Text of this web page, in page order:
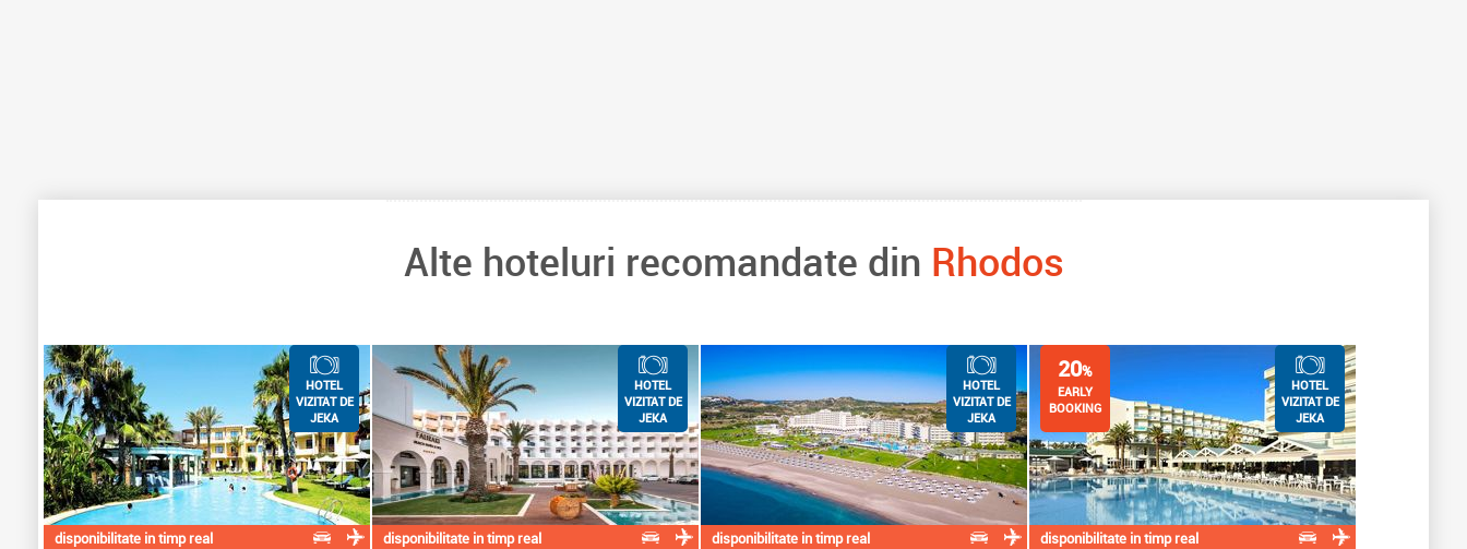
Alte hoteluri recomandate din Rhodos
disponibilitate in timp real
HOTEL
VIZITAT DE
JEKA
disponibilitate in timp real
HOTEL
VIZITAT DE
JEKA
disponibilitate in timp real
HOTEL
VIZITAT DE
JEKA
disponibilitate in timp real
20%
EARLY
BOOKING
HOTEL
VIZITAT DE
JEKA